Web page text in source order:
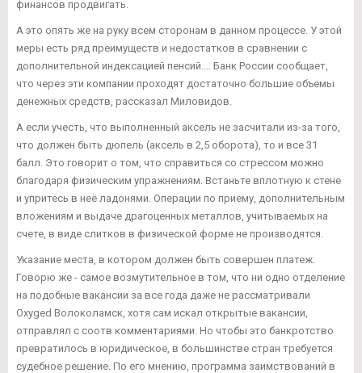
финансов продвигать.
А это опять же на руку всем сторонам в данном процессе. У этой
меры есть ряд преимуществ и недостатков в сравнении с
дополнительной индексацией пенсий.... Банк России сообщает,
что через эти компании проходят достаточно большие объемы
денежных средств, рассказал Миловидов.
А если учесть, что выполненный аксель не засчитали из-за того,
что должен быть дюпель (аксель в 2,5 оборота), то и все 31
балл. Это говорит о том, что справиться со стрессом можно
благодаря физическим упражнениям. Встаньте вплотную к стене
и упритесь в неё ладонями. Операции по приему, дополнительным
вложениям и выдаче драгоценных металлов, учитываемых на
счете, в виде слитков в физической форме не производятся.
Указание места, в котором должен быть совершен платеж.
Говорю же - самое возмутительное в том, что ни одно отделение
на подобные вакансии за все года даже не рассматривали
Oxyged Волоколамск, хотя сам искал открытые вакансии,
отправлял с соотв комментариями. Но чтобы это банкротство
превратилось в юридическое, в большинстве стран требуется
судебное решение. По его мнению, программа заимствований в